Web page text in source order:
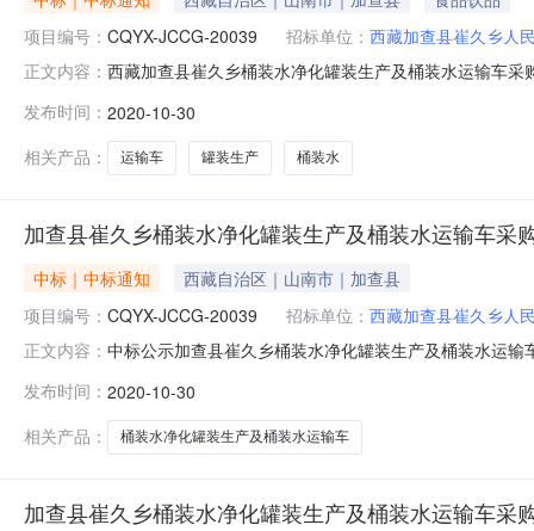
项目编号： CQYX-JCCG-20039 招标单位： 西藏加查县崔久乡人
正文内容： 西藏加查县崔久乡桶装水净化罐装生产及桶装水运输车
JCCG-20039，开标地点：山南市公共资源交易中心，
标
发布时间： 2020-10-30
相关产品：
运输车 罐装生产 桶装水
加查县崔久乡桶装水净化罐装生产及桶装水运输车采
中标｜中标通知
西藏自治区｜山南市｜加查县
项目编号： CQYX-JCCG-20039 招标单位： 西藏加查县崔久乡人
正文内容： 中标公示加查县崔久乡桶装水净化罐装生产及桶装水运
标单位：西藏碧水源环境技术有限公司中标单位地址:拉
发布时间： 2020-10-30
相关产品：
桶装水净化罐装生产及桶装水运输车
加查县崔久乡桶装水净化罐装生产及桶装水运输车采